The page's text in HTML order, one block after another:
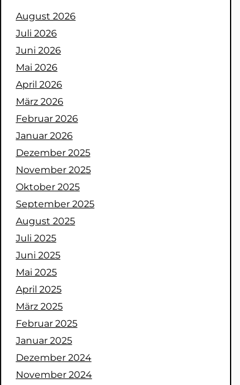
August 2026
Juli 2026
Juni 2026
Mai 2026
April 2026
März 2026
Februar 2026
Januar 2026
Dezember 2025
November 2025
Oktober 2025
September 2025
August 2025
Juli 2025
Juni 2025
Mai 2025
April 2025
März 2025
Februar 2025
Januar 2025
Dezember 2024
November 2024